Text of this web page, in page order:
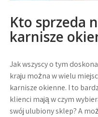
Kto sprzeda
karnisze
Jak wszyscy o tym
kraju można w wielu
karnisze okienne. I to
klienci mają w czym
swój ulubiony sklep? A